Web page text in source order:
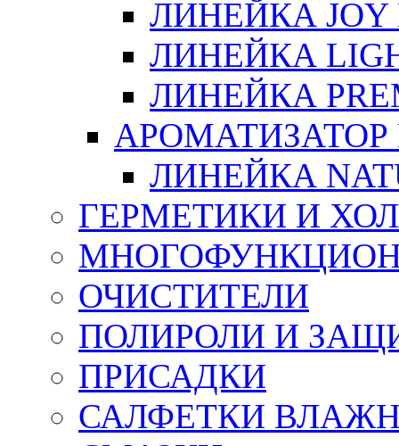
ЛИНЕЙКА JOY
ЛИНЕЙКА
ЛИНЕЙКА
ЛИНЕЙКА
ГЕРМЕТИКИ И
ОЧИСТИТЕЛИ
ПОЛИРОЛИ И
ПРИСАДКИ
САЛФЕТКИ